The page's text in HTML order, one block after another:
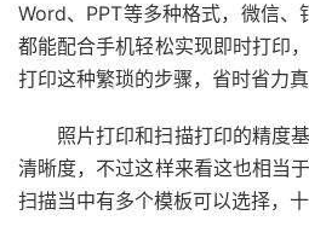
Word、PPT等多种格式，微信、
都能配合手机轻松实现即时打印
打印这种繁琐的步骤，省时省力真
照片打印和扫描打印的精度
清晰度，不过这样来看这也相当
扫描当中有多个模板可以选择，十